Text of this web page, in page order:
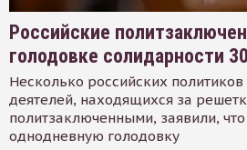
Российские
голодовке солидарности
Несколько российских
деятелей, находящихся за
политзаключенными, заявили,
однодневную голодовку